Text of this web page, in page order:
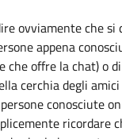
ovviamente che si
appena
che offre la chat) o
cerchia degli
conosciute
ricordare